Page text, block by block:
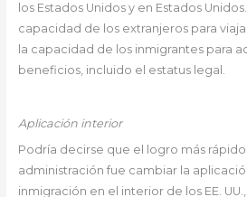
los Estados Unidos y en Estados
capacidad de los extranjeros para
la capacidad de los inmigrantes para
beneficios, incluido el estatus legal.
Aplicación interior
Podría decirse que el logro más
administración fue cambiar la
inmigración en el interior de los EE.